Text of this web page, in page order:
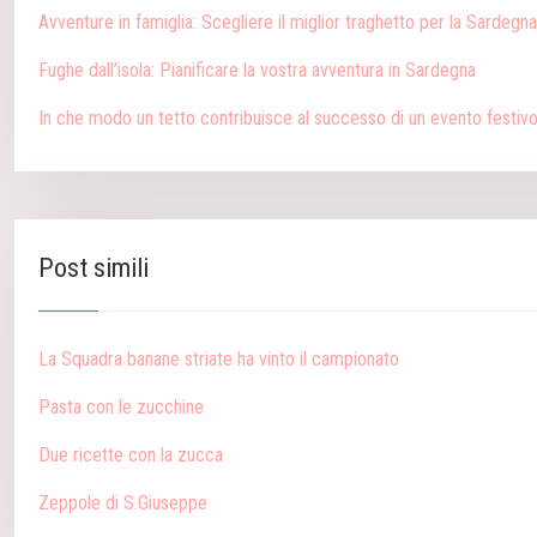
Avventure in famiglia: Scegliere il miglior traghetto per la Sardegna
Fughe dall’isola: Pianificare la vostra avventura in Sardegna
In che modo un tetto contribuisce al successo di un evento
Post simili
La Squadra banane striate ha vinto il campionato
Pasta con le zucchine
Due ricette con la zucca
Zeppole di S.Giuseppe